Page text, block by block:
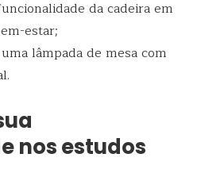
da cadeira em
estar;
lâmpada de mesa com
nos estudos